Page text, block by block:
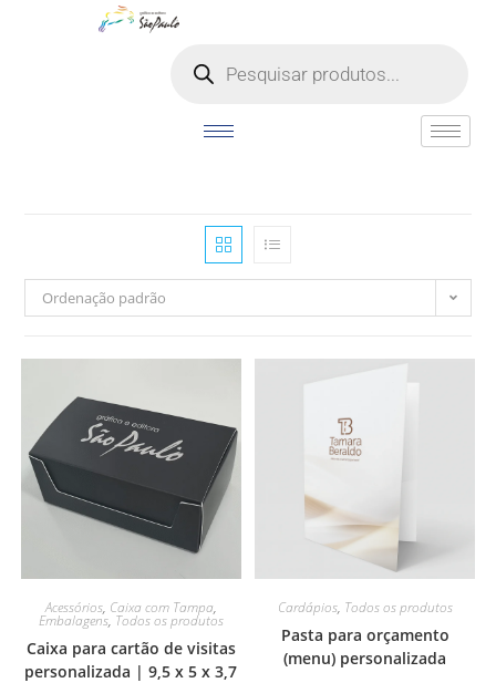
Ordenação padrão
Acessórios, Caixa com Tampa,
Embalagens, Todos os produtos
Caixa para cartão de visitas
personalizada | 9,5 x 5 x 3,7
Cardápios, Todos os produtos
Pasta para orçamento
(menu) personalizada